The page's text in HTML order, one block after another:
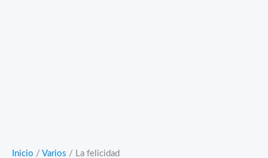
Inicio / Varios / La felicidad